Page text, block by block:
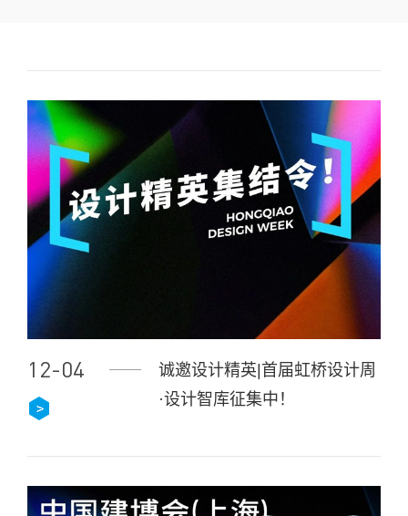
12-04
诚邀设计精英|首届虹桥设计周
·设计智库征集中！